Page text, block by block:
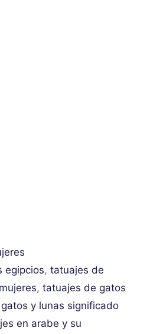
egipcios,tatuajes de
, tatuajes de gatos
y lunas significado
en arabe y su